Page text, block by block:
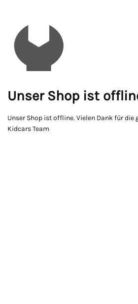
Unser Shop ist
Unser Shop ist offline. Vielen Dank für die
Kidcars Team